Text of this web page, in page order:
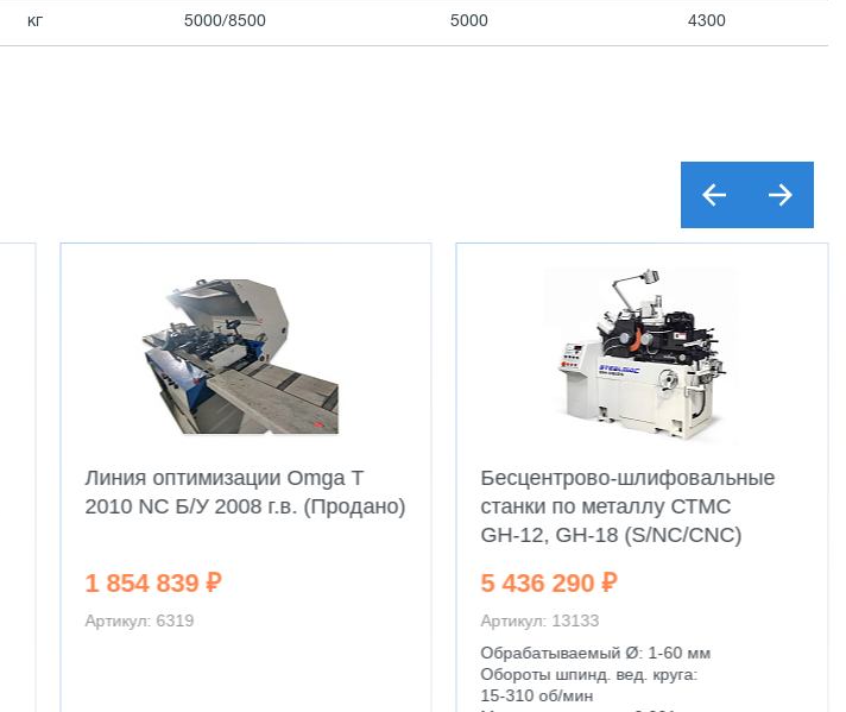
кг 5000/8500 5000 4300
Линия оптимизации Omga T
2010 NC Б/У 2008 г.в. (Продано)
1 854 839 ₽
Артикул: 6319
Бесцентрово-шлифовальные
станки по металлу СТМС
GН-12, GН-18 (S/NC/CNC)
5 436 290 ₽
Артикул: 13133
Обрабатываемый Ø: 1-60 мм
Обороты шпинд. вед. круга:
15-310 об/мин